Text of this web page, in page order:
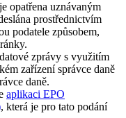
opatřena uznávaným
prostřednictvím
podatele způsobem,
zprávy s využitím
zařízení správce daně
daně.
aplikaci EPO
, která je pro tato podání